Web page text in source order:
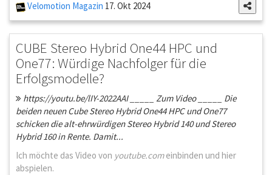
Velomotion Magazin 17. Okt 2024
CUBE Stereo Hybrid One44 HPC und
One77: Würdige Nachfolger für die
Erfolgsmodelle?
https://youtu.be/lIY-2022AAI _____ Zum Video _____ Die
beiden neuen Cube Stereo Hybrid One44 HPC und One77
schicken die alt-ehrwürdigen Stereo Hybrid 140 und Stereo
Hybrid 160 in Rente. Damit...
Ich möchte das Video von youtube.comeinbinden und hier
abspielen.